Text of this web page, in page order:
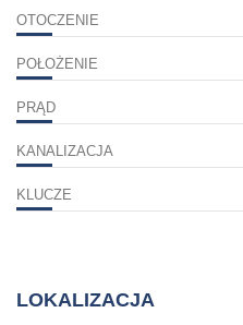
OTOCZENIE
POŁOŻENIE
PRĄD
KANALIZACJA
KLUCZE
LOKALIZACJA